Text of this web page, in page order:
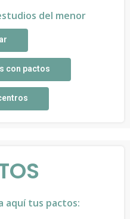
del menor
con pactos
aquí tus pactos: